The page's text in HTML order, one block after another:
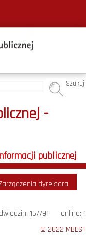
Szukaj
-
publicznej
dyrektora
167791 online: 1
© 2022 MBEST